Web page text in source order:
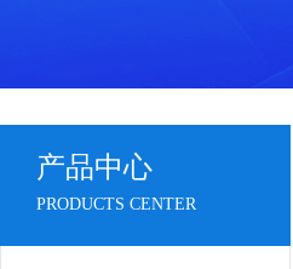
产品中心
PRODUCTS CENTER